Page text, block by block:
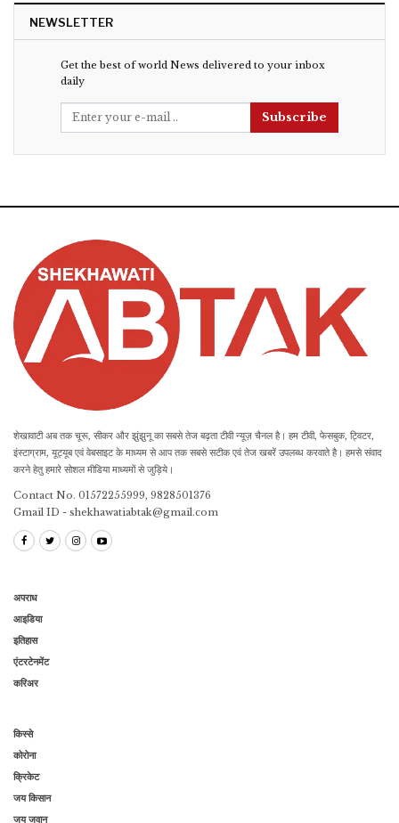
NEWSLETTER
Get the best of world News delivered to your inbox
daily
Subscribe
शेखावाटी अब तक चूरू, सीकर और झुंझुनू का सबसे तेज बढ़ता टीवी न्यूज़ चैनल है। हम टीवी, फेसबुक, ट्विटर,
इंस्टाग्राम, यूट्यूब एवं वेबसाइट के माध्यम से आप तक सबसे सटीक एवं तेज खबरें उपलब्ध करवाते है। हमसे संवाद
करने हेतु हमारे सोशल मीडिया माध्यमों से जुड़िये।
Contact No. 01572255999, 9828501376
Gmail ID - shekhawatiabtak@gmail.com
अपराध
आइडिया
इतिहास
एंटरटेनमेंट
करिअर
किस्से
कोरोना
क्रिकेट
जय किसान
जय जवान